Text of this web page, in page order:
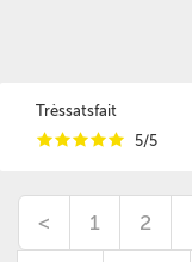
Trèssatsfait
iiiii 5/5
< 1 2